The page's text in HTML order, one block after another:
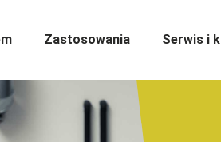
Zastosowania Serwis i